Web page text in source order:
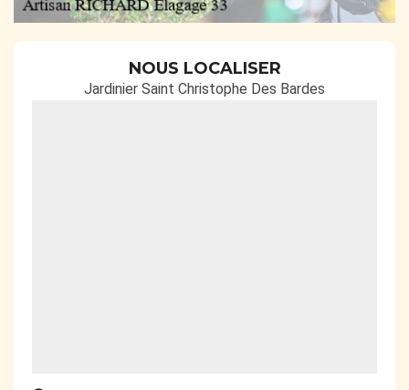
NOUS LOCALISER
Jardinier Saint Christophe Des Bardes